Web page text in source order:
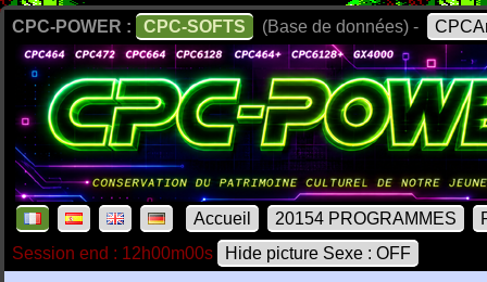
CPC-POWER : CPC-SOFTS (Base de données) -
Accueil 20154 PROGRAMMES
Session end : 12h00m00s
Hide picture Sexe : OFF